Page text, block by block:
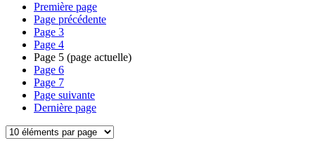
Première page
Page précédente
Page 3
Page 4
Page 5 (page actuelle)
Page 6
Page 7
Page suivante
Dernière page